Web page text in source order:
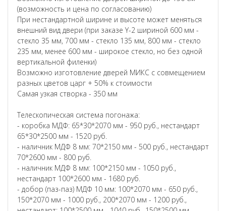
(возможность и цена по согласованию)
При нестандартной ширине и высоте может меняться
внешний вид двери (при заказе Y-2 шириной 600 мм -
стекло 35 мм, 700 мм - стекло 135 мм, 800 мм - стекло
235 мм, менее 600 мм - широкое стекло, но без одной
вертикальной филенки)
Возможно изготовление дверей МИКС с совмещением
разных цветов царг + 50% к стоимости
Самая узкая створка - 350 мм
Телескопическая система погонажа:
- коробка МДФ: 65*30*2070 мм - 950 руб., нестандарт
65*30*2500 мм - 1520 руб.
- наличник МДФ 8 мм: 70*2150 мм - 500 руб., нестандарт
70*2600 мм - 800 руб.
- наличник МДФ 8 мм: 100*2150 мм - 1050 руб.,
нестандарт 100*2600 мм - 1680 руб.
- добор (паз-паз) МДФ 10 мм: 100*2070 мм - 650 руб.,
150*2070 мм - 1000 руб., 200*2070 мм - 1200 руб.,